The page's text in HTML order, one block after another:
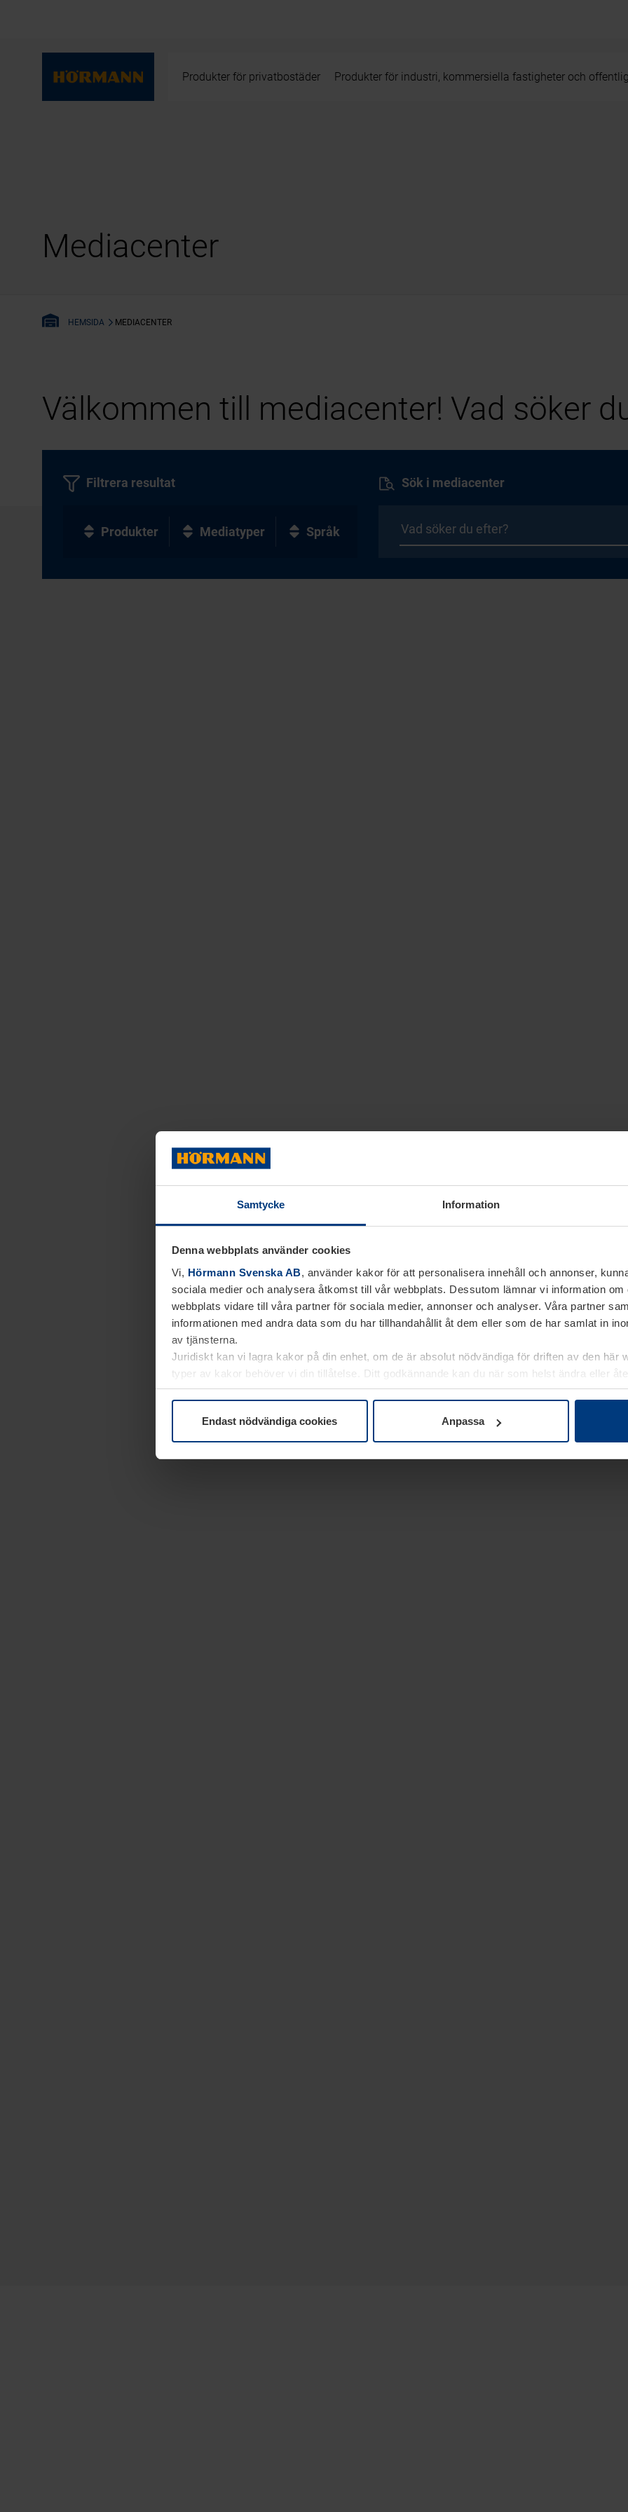
Samtycke Information
Denna webbplats använder cookies
Vi, Hörmann Svenska AB, använder kakor för att personalisera innehåll och annonser,
sociala medier och analysera åtkomst till vår webbplats. Dessutom lämnar vi information om
webbplats vidare till våra partner för sociala medier, annonser och analyser. Våra partner
informationen med andra data som du har tillhandahållit åt dem eller som de har samlat in
av tjänsterna.
Juridiskt kan vi lagra kakor på din enhet, om de är absolut nödvändiga för driften av den här
typer av kakor behöver vi din tillåtelse. Ditt godkännande kan du när som helst ändra eller
kakor underDataskyddsförklaringpå vår webbplats.
Endast nödvändiga cookies Anpassa
Produkter för privatbostäder Produkter för industri, kommersiella fastigheter och
Mediacenter
HEMSIDA MEDIACENTER
Välkommen till mediacenter! Vad söker
Sök i mediacenter
Filtrera resultat
Produkter Mediatyper Språk